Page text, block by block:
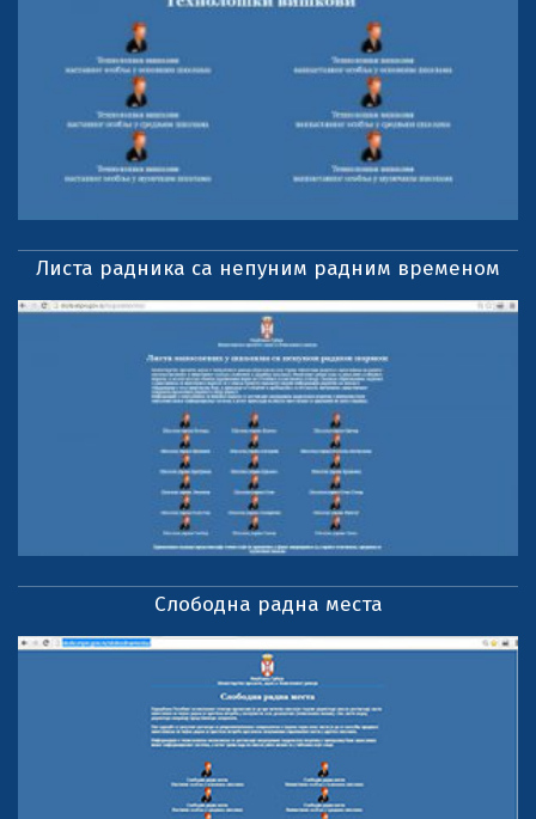
Листа радника са непуним радним временом
Слободна радна места